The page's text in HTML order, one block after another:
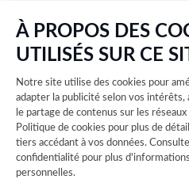
À PROPOS DES
UTILISÉS SUR CE
Notre site utilise des cookies pour
adapter la publicité selon vos
le partage de contenus sur les
Politique de cookies pour plus de
tiers accédant à vos données.
confidentialité pour plus
personnelles.
présentées sur ce site Web sont basées sur
varier selon le marché et être modifiées sans
dotés d’équipements en option ou
pour connaître les disponibilités et les tarifs.
Les chiffres fournis sont issus des tests
législation européenne en vigueur avec une
septembre 2018, les véhicules légers neufs
procédure d'essai harmonisée pour les
permettant de mesurer la consommation de